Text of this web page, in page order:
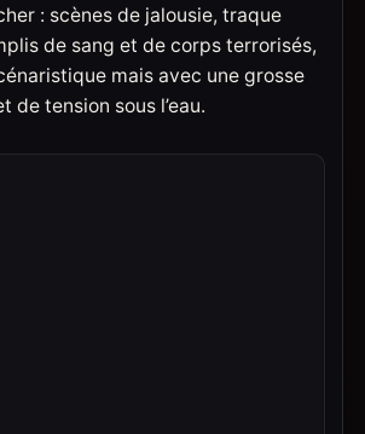
: scènes de jalousie, traque
de sang et de corps terrorisés,
mais avec une grosse
de tension sous l’eau.